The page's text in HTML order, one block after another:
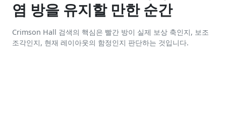
염 방을 유지할 만한 순간
Crimson Hall 검색의 핵심은 빨간 방이 실제 보상 축인지, 보조
조각인지, 현재 레이아웃의 함정인지 판단하는 것입니다.